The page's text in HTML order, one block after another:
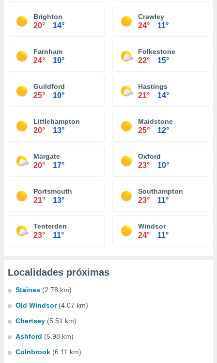
Brighton
20° 14°
Crawley
24° 11°
Farnham
24° 10°
Folkestone
22° 15°
Guildford
25° 10°
Hastings
21° 14°
Littlehampton
20° 13°
Maidstone
25° 12°
Margate
20° 17°
Oxford
23° 10°
Portsmouth
21° 13°
Southampton
23° 11°
Tenterden
23° 11°
Windsor
24° 11°
Localidades próximas
Staines (2.78 km)
Old Windsor (4.07 km)
Chertsey (5.51 km)
Ashford (5.98 km)
Colnbrook (6.11 km)